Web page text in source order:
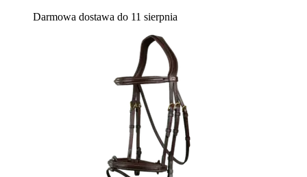
Darmowa dostawa do 11 sierpnia